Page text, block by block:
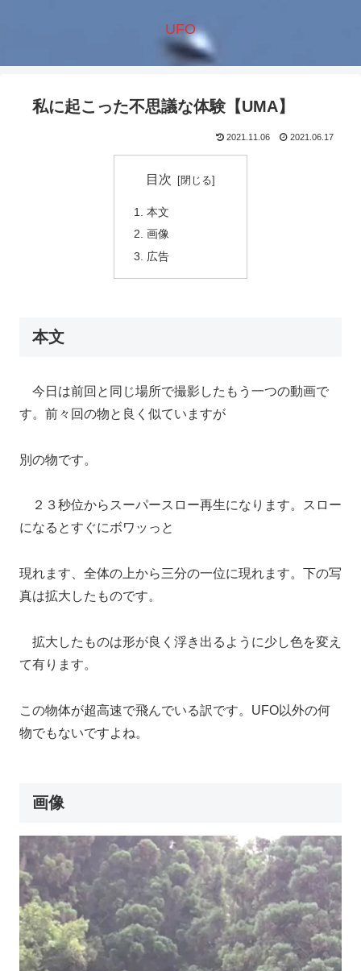
UFO
私に起こった不思議な体験【UMA】
2021.11.06 2021.06.17
目次
本文
画像
広告
本文
今日は前回と同じ場所で撮影したもう一つの動画で
す。前々回の物と良く似ていますが
別の物です。
２３秒位からスーパースロー再生になります。スロー
になるとすぐにボワッっと
現れます、全体の上から三分の一位に現れます。下の写
真は拡大したものです。
拡大したものは形が良く浮き出るように少し色を変え
て有ります。
この物体が超高速で飛んでいる訳です。UFO以外の何
物でもないですよね。
画像